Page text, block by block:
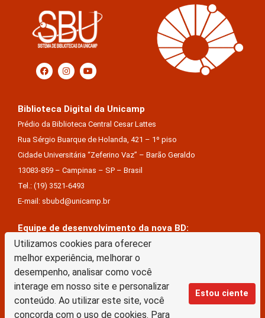
Utilizamos cookies para oferecer
melhor experiência, melhorar o
desempenho, analisar como você
interage em nosso site e personalizar
conteúdo. Ao utilizar este site, você
concorda com o uso de cookies. Para
Estou ciente
Biblioteca Digital da Unicamp
Prédio da Biblioteca Central Cesar Lattes
Rua Sérgio Buarque de Holanda, 421 – 1º piso
Cidade Universitária “Zeferino Vaz” – Barão Geraldo
13083-859 – Campinas – SP – Brasil
Tel.: (19) 3521-6493
E-mail: sbubd@unicamp.br
Equipe de desenvolvimento da nova BD:
Keite Aparecida Duarte
Márcio Vinícius De Jesus Almeida
Saul Victor De Castro E Silva
A Biblioteca Digital da Unicamp está licenciado com uma Licença Creative Commons –
Atribuição Sem Derivações 4.0 Internacional